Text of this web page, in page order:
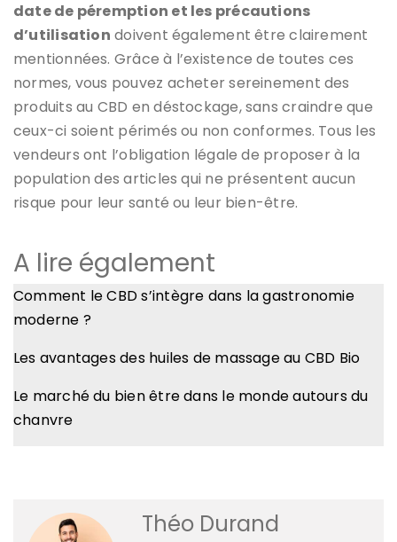
date de péremption et les précautions
d’utilisation doivent également être clairement
mentionnées. Grâce à l’existence de toutes ces
normes, vous pouvez acheter sereinement des
produits au CBD en déstockage, sans craindre que
ceux-ci soient périmés ou non conformes. Tous les
vendeurs ont l’obligation légale de proposer à la
population des articles qui ne présentent aucun
risque pour leur santé ou leur bien-être.
A lire également
Comment le CBD s’intègre dans la gastronomie
moderne ?
Les avantages des huiles de massage au CBD Bio
Le marché du bien être dans le monde autours du
chanvre
Théo Durand